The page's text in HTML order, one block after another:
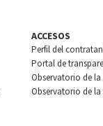
ACCESOS
Perfil del
Portal de
Observatorio de
Observatorio de